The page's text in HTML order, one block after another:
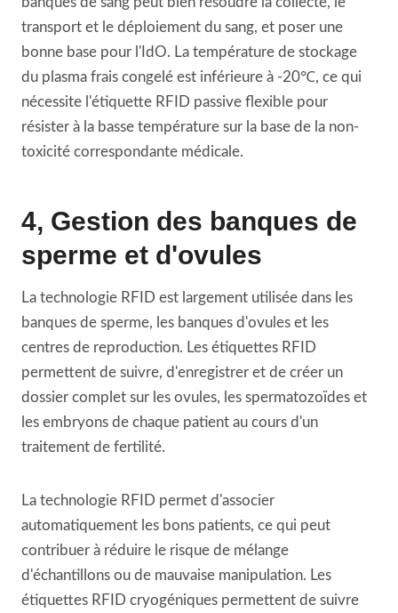
transport et le déploiement du sang, et poser une
bonne base pour l'IdO. La température de stockage
du plasma frais congelé est inférieure à -20℃, ce qui
nécessite l'étiquette RFID passive flexible pour
résister à la basse température sur la base de la non-
toxicité correspondante médicale.
4, Gestion des banques de
sperme et d'ovules
La technologie RFID est largement utilisée dans les
banques de sperme, les banques d'ovules et les
centres de reproduction. Les étiquettes RFID
permettent de suivre, d'enregistrer et de créer un
dossier complet sur les ovules, les spermatozoïdes et
les embryons de chaque patient au cours d'un
traitement de fertilité.
La technologie RFID permet d'associer
automatiquement les bons patients, ce qui peut
contribuer à réduire le risque de mélange
d'échantillons ou de mauvaise manipulation. Les
étiquettes RFID cryogéniques permettent de suivre